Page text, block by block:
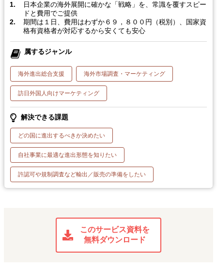
日本企業の海外展開に確かな「戦略」を、常識を覆すスピー
ドと費用でご提供
期間は１日、費用はわずか６９，８００円（税別）、国家資
格有資格者が対応するから安くても安心
属するジャンル
海外進出総合支援 海外市場調査・マーケティング
訪日外国人向けマーケティング
解決できる課題
どの国に進出するべきか決めたい
自社事業に最適な進出形態を知りたい
許認可や規制調査など輸出／販売の準備をしたい
このサービス資料を
無料ダウンロード